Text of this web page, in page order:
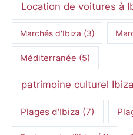
Location de voitures à
Marchés d'Ibiza (3)
Méditerranée (5)
patrimoine culturel Ibiza
Plages d'Ibiza (7)